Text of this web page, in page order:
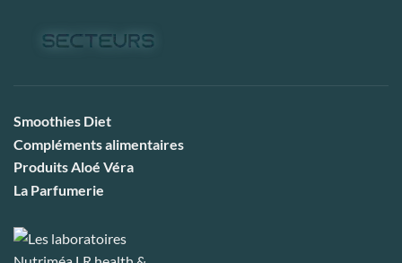
Smoothies Diet
Compléments alimentaires
Produits Aloé Véra
La Parfumerie